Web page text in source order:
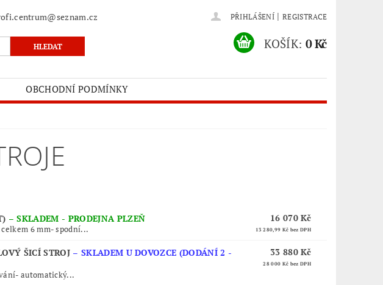
PŘIHLÁŠENÍ | REGISTRACE
KOŠÍK: 0 Kč
OBCHODNÍ PODMÍNKY
–SKLADEM - PRODEJNA PLZEŇ
6 mm- spodní...
16 070 Kč
13 280,99 Kč bez DPH
ŠICÍ STROJ – SKLADEM U DOVOZCE (DODÁNÍ 2 -
automatický...
33 880 Kč
28 000 Kč bez DPH